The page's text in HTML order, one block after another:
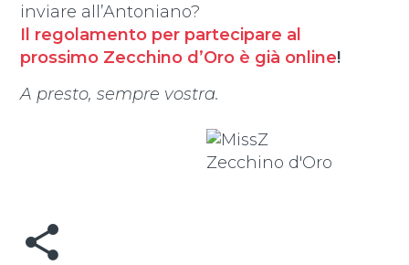
inviare all’Antoniano?
Il regolamento per partecipare al
prossimo Zecchino d’Oro è già online!
A presto, sempre vostra.
share